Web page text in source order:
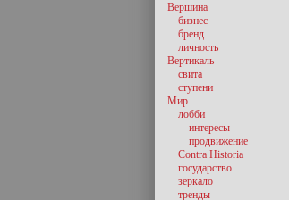
Вершина
бизнес
бренд
личность
Вертикаль
свита
ступени
Мир
лобби
интересы
продвижение
Contra Historia
государство
зеркало
тренды